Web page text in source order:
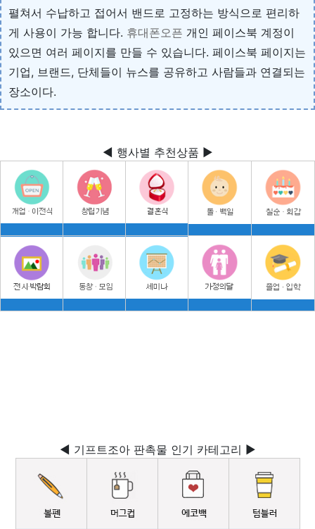
펼쳐서 수납하고 접어서 밴드로 고정하는 방식으로 편리하
게 사용이 가능 합니다. 휴대폰오픈 개인 페이스북 계정이
있으면 여러 페이지를 만들 수 있습니다. 페이스북 페이지는
기업, 브랜드, 단체들이 뉴스를 공유하고 사람들과 연결되는
장소이다.
◀ 행사별 추천상품 ▶
◀ 기프트조아 판촉물 인기 카테고리 ▶